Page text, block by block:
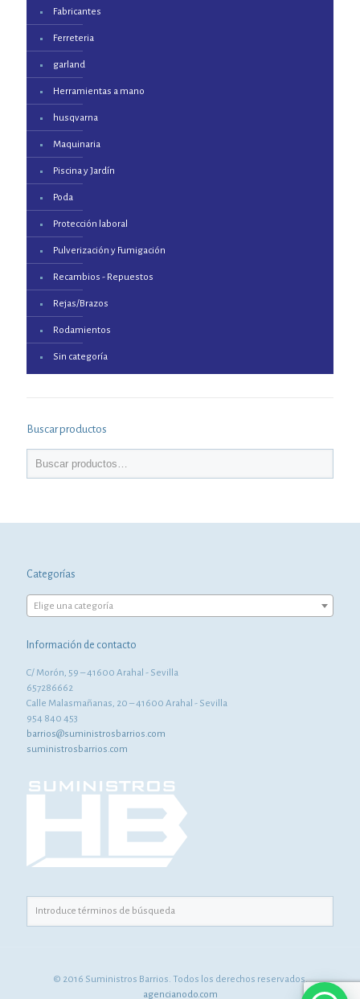
Fabricantes
Ferreteria
garland
Herramientas a mano
husqvarna
Maquinaria
Piscina y Jardín
Poda
Protección laboral
Pulverización y Fumigación
Recambios - Repuestos
Rejas/Brazos
Rodamientos
Sin categoría
Buscar productos
Categorías
Elige una categoría
Información de contacto
C/ Morón, 59 – 41600 Arahal - Sevilla
657286662
Calle Malasmañanas, 20 – 41600 Arahal - Sevilla
954 840 453
barrios@suministrosbarrios.com
suministrosbarrios.com
© 2016 Suministros Barrios. Todos los derechos reservados.
agencianodo.com